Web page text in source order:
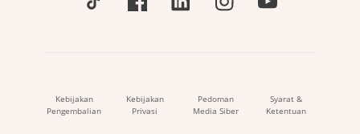
Kebijakan
Pengembalian
Kebijakan
Privasi
Pedoman
Media Siber
Syarat &
Ketentuan